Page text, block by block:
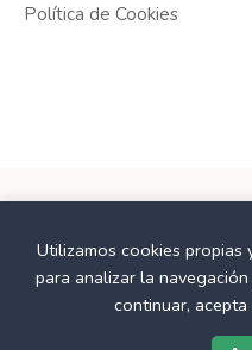
Política de Cookies
Utilizamos cookies
para analizar la
continuar, acepta